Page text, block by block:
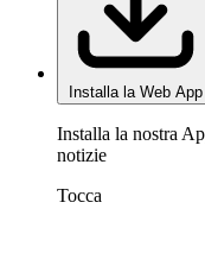
Installa la Web App
Installa la nostra
notizie
Tocca